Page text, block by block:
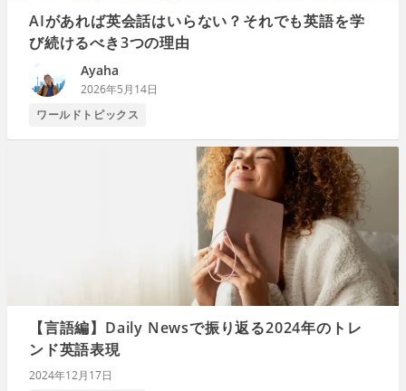
AIがあれば英会話はいらない？それでも英語を学
び続けるべき3つの理由
Ayaha
2026年5月14日
ワールドトピックス
【言語編】Daily Newsで振り返る2024年のトレ
ンド英語表現
2024年12月17日